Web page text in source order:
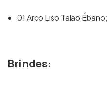
01 Arco Liso Talão Ébano;
Brindes: